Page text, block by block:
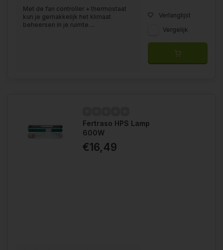
Met de fan controller + thermostaat
kun je gemakkelijk het klimaat
beheersen in je ruimte....
Verlanglijst
Vergelijk
Fertraso HPS Lamp
600W
€16,49